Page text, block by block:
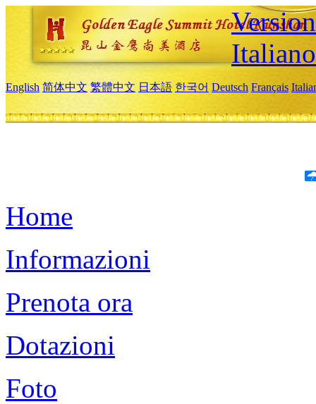
Italiano
English 简体中文 繁體中文 日本語 한국어 Deutsch Français
Home
Informazioni
Prenota ora
Dotazioni
Foto